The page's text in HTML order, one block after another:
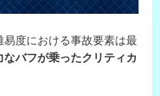
度における事故要素は最
なバフが乗ったクリティカ